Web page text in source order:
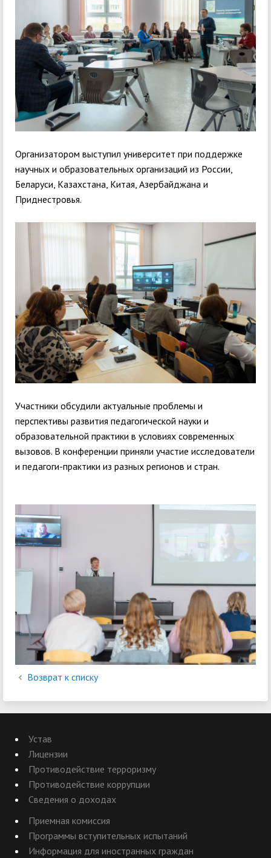
Организатором выступил университет при поддержке
научных и образовательных организаций из России,
Беларуси, Казахстана, Китая, Азербайджана и
Приднестровья.
Участники обсудили актуальные проблемы и
перспективы развития педагогической науки и
образовательной практики в условиях современных
вызовов. В конференции приняли участие исследователи
и педагоги-практики из разных регионов и стран.
Возврат к списку
Устав
Лицензии
Противодействие терроризму
Противодействие коррупции
Сведения о доходах
Приемная комиссия
Программы вступительных испытаний
Информация для иностранных граждан